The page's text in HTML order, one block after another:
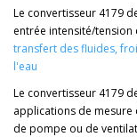
Le convertisseur 4179
entrée intensité/
transfert des fluides,
l'eau
Le convertisseur 4179
applications de
de pompe ou de